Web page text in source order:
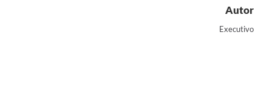
Autor
Executivo